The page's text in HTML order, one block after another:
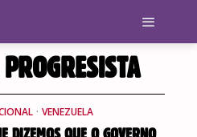
· VENEZUELA